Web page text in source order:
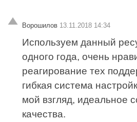
Ворошилов 13.11.2018 14:34
Используем данный
одного года, очень
реагирование тех
гибкая система
мой взгляд, идеальное
качества.